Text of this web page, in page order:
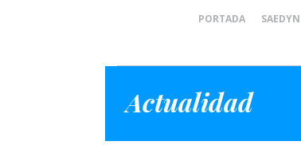
PORTADA SAEDYN
Actualidad